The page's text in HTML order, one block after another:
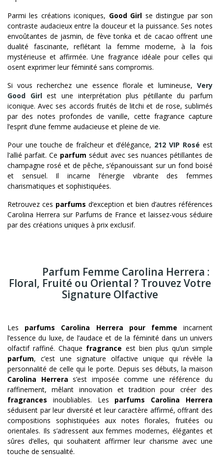
Parmi les créations iconiques, Good Girl se distingue par son
contraste audacieux entre la douceur et la puissance. Ses notes
envoûtantes de jasmin, de fève tonka et de cacao offrent une
dualité fascinante, reflétant la femme moderne, à la fois
mystérieuse et affirmée. Une fragrance idéale pour celles qui
osent exprimer leur féminité sans compromis.
Si vous recherchez une essence florale et lumineuse, Very
Good Girlest une interprétation plus pétillante du parfum
iconique. Avec ses accords fruités de litchi et de rose, sublimés
par des notes profondes de vanille, cette fragrance capture
l’esprit d’une femme audacieuse et pleine de vie.
Pour une touche de fraîcheur et d’élégance, 212 VIP Rosé est
l’allié parfait. Ce parfum séduit avec ses nuances pétillantes de
champagne rosé et de pêche, s’épanouissant sur un fond boisé
et sensuel. Il incarne l’énergie vibrante des femmes
charismatiques et sophistiquées.
Retrouvez ces parfums d’exception et bien d’autres références
Carolina Herrera sur Parfums de France et laissez-vous séduire
par des créations uniques à prix exclusif.
Parfum Femme Carolina Herrera :
Floral, Fruité ou Oriental ? Trouvez Votre
Signature Olfactive
Les parfums Carolina Herrera pour femme incarnent
l’essence du luxe, de l’audace et de la féminité dans un univers
olfactif raffiné. Chaque fragrance est bien plus qu’un simple
parfum, c’est une signature olfactive unique qui révèle la
personnalité de celle qui le porte. Depuis ses débuts, la maison
Carolina Herrera s’est imposée comme une référence du
raffinement, mêlant innovation et tradition pour créer des
fragrances inoubliables. Les parfums Carolina Herrera
séduisent par leur diversité et leur caractère affirmé, offrant des
compositions sophistiquées aux notes florales, fruitées ou
orientales. Ils s’adressent aux femmes modernes, élégantes et
sûres d’elles, qui souhaitent affirmer leur charisme avec une
touche de sensualité.